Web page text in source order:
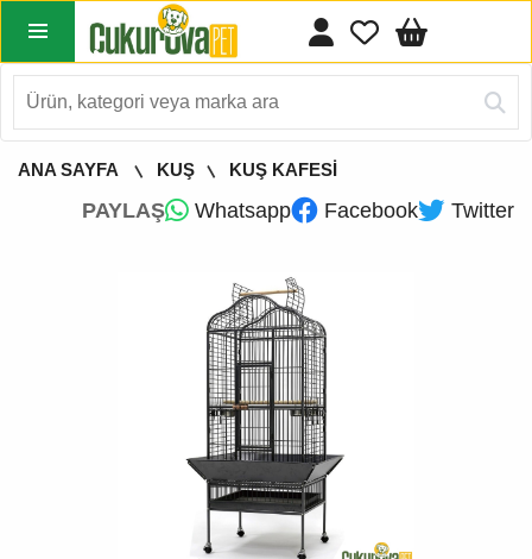
ANA SAYFA KUŞ KUŞ KAFESİ
PAYLAŞ Whatsapp Facebook Twitter